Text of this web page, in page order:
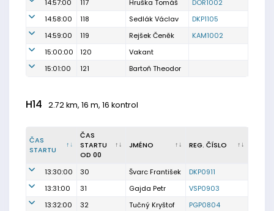
14:57:00
117 Hruška Tomáš
DOR1002
14:58:00
118 Sedlák Václav
DKP1105
14:59:00
119 Rejšek Čeněk
KAM1002
15:00:00
120
Vakant
15:01:00
121 Bartoň Theodor
H14 2.72 km, 16 m, 16 kontrol
ČAS
STARTU
ČAS
STARTU
OD 00
JMÉNO REG. ČÍSLO
13:30:00 30 Švarc František
DKP0911
13:31:00
31 Gajda Petr
VSP0903
13:32:00
32 Tučný Kryštof
PGP0804